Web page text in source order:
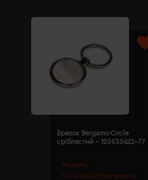
Модель:
120030422(Bergamo)
Брелок Bergamo Circle
сріблястий - 120030422-77